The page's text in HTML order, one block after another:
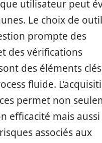
utilisateur peut
Le choix de
prompte des
des vérifications
des éléments
fluide.
permet non
efficacité mais
associés aux